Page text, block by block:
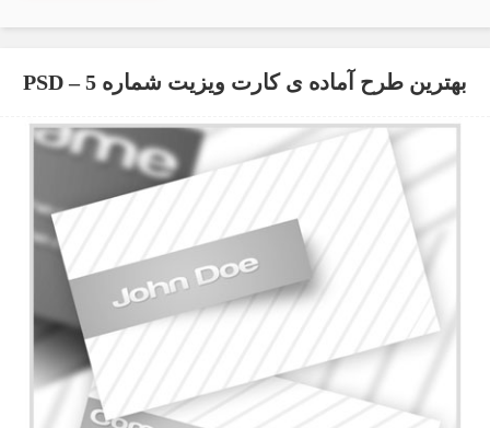
بهترین طرح آماده ی کارت ویزیت شماره 5 – PSD